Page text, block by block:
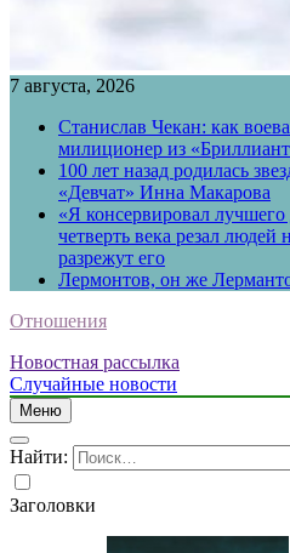
7 августа, 2026
Станислав Чекан: как
милиционер из
100 лет назад родилась
«Девчат» Инна Макарова
«Я консервировал лучшего
четверть века резал людей
разрежут его
Лермонтов, он же
Отношения
Новостная рассылка
Случайные новости
Меню
Найти:
Заголовки